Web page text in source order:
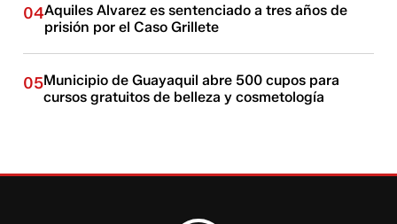
04Aquiles Alvarez es sentenciado a tres años de
prisión por el Caso Grillete
05Municipio de Guayaquil abre 500 cupos para
cursos gratuitos de belleza y cosmetología